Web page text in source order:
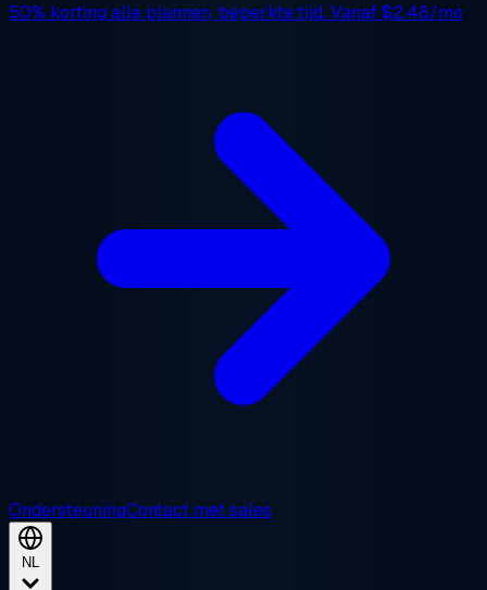
50% korting alle plannen, beperkte tijd. Vanaf$2.48/mo
OndersteuningContact met sales
NL